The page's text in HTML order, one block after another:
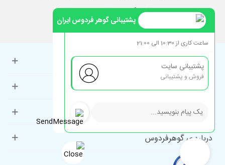
حساب کاربری
راهنمای مشتریان
دسته‌بندی‌های پرطرفدار
درباره ی گوهرفردوس
پشتیبانی گوهر فردوس ایران
ساعت کاری از 10:30 الی 21:00
پشتیبانی سایت
فروش و پشتیبانی